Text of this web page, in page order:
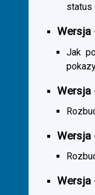
status
Wersja
Jak
Wersja
Wersja
Wersja